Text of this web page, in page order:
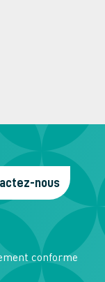
nous
conforme